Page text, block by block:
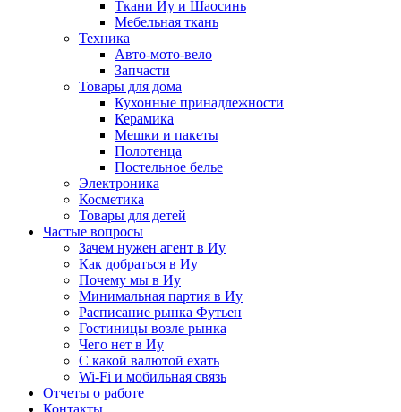
Ткани Иу и Шаосинь
Мебельная ткань
Техника
Авто-мото-вело
Запчасти
Товары для дома
Кухонные принадлежности
Керамика
Мешки и пакеты
Полотенца
Постельное белье
Электроника
Косметика
Товары для детей
Частые вопросы
Зачем нужен агент в Иу
Как добраться в Иу
Почему мы в Иу
Минимальная партия в Иу
Расписание рынка Футьен
Гостиницы возле рынка
Чего нет в Иу
С какой валютой ехать
Wi-Fi и мобильная связь
Отчеты о работе
Контакты